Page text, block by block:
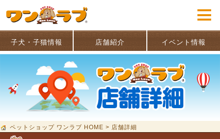
子犬・子猫情報 店舗紹介 イベント情報
ペットショップ ワンラブ HOME > 店舗詳細